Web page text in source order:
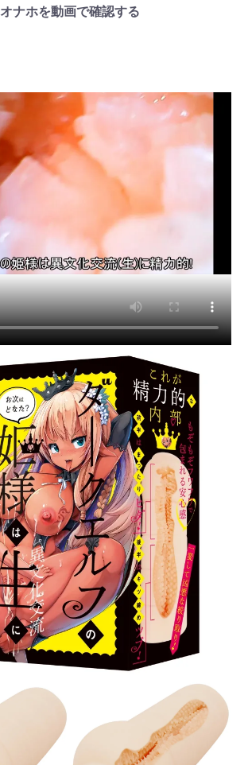
オナホを動画で確認する